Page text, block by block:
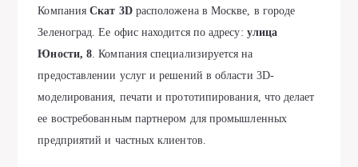
КомпанияСкат 3Dрасположена в Москве, в городе
Зеленоград. Ее офис находится по адресу: улица
Юности, 8. Компания специализируется на
предоставлении услуг и решений в области 3D-
моделирования, печати и прототипирования, что делает
ее востребованным партнером для промышленных
предприятий и частных клиентов.